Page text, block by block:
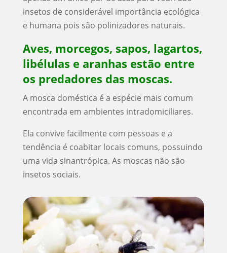
insetos de considerável importância ecológica
e humana pois são polinizadores naturais.
Aves, morcegos, sapos, lagartos,
libélulas e aranhas estão entre
os predadores das moscas.
A mosca doméstica é a espécie mais comum
encontrada em ambientes intradomiciliares.
Ela convive facilmente com pessoas e a
tendência é coabitar locais comuns, possuindo
uma vida sinantrópica. As moscas não são
insetos sociais.